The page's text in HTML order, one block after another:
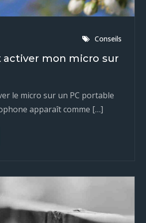
Conseils
mon micro sur
le micro sur un PC portable
apparaît comme […]